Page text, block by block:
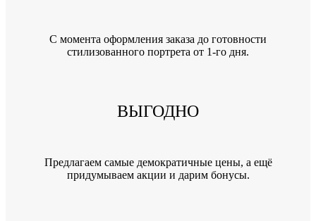
C момента оформления заказа до готовности
стилизованного портрета от 1-го дня.
ВЫГОДНО
Предлагаем самые демократичные цены, а ещё
придумываем акции и дарим бонусы.